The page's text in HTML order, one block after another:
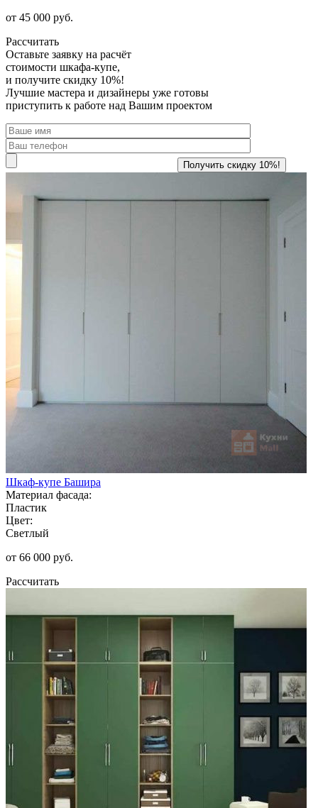
от 45 000 руб.
Рассчитать
Оставьте заявку на расчёт
стоимости шкафа-купе,
и получите скидку 10%!
Лучшие мастера и дизайнеры уже готовы
приступить к работе над Вашим проектом
Шкаф-купе Башира
Материал фасада:
Пластик
Цвет:
Светлый
от 66 000 руб.
Рассчитать